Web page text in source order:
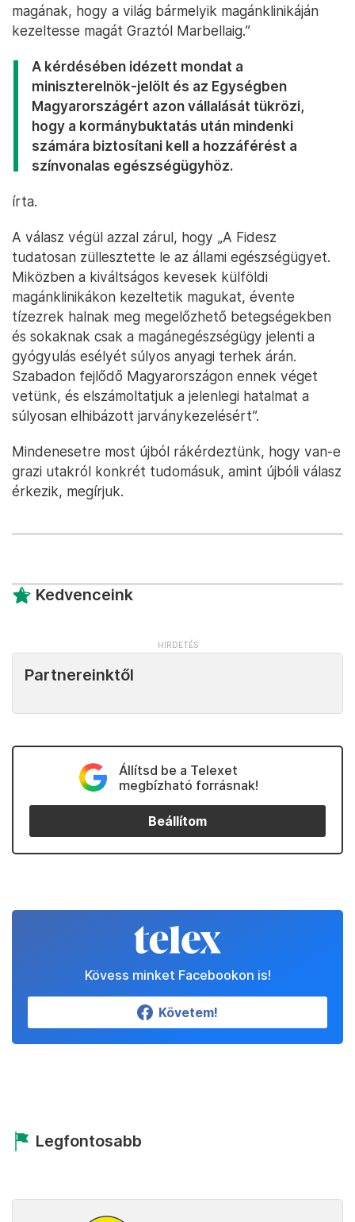
magának, hogy a világ bármelyik magánklinikáján
kezeltesse magát Graztól Marbellaig.”
A kérdésében idézett mondat a
miniszterelnök-jelölt és az Egységben
Magyarországért azon vállalását tükrözi,
hogy a kormánybuktatás után mindenki
számára biztosítani kell a hozzáférést a
színvonalas egészségügyhöz.
írta.
A válasz végül azzal zárul, hogy „A Fidesz
tudatosan züllesztette le az állami egészségügyet.
Miközben a kiváltságos kevesek külföldi
magánklinikákon kezeltetik magukat, évente
tízezrek halnak meg megelőzhető betegségekben
és sokaknak csak a magánegészségügy jelenti a
gyógyulás esélyét súlyos anyagi terhek árán.
Szabadon fejlődő Magyarországon ennek véget
vetünk, és elszámoltatjuk a jelenlegi hatalmat a
súlyosan elhibázott jarványkezelésért”.
Mindenesetre most újból rákérdeztünk, hogy van-e
grazi utakról konkrét tudomásuk, amint újbóli válasz
érkezik, megírjuk.
Kedvenceink
Partnereinktől
Állítsd be a Telexet
megbízható forrásnak!
Beállítom
Kövess minket Facebookon is!
Követem!
Legfontosabb